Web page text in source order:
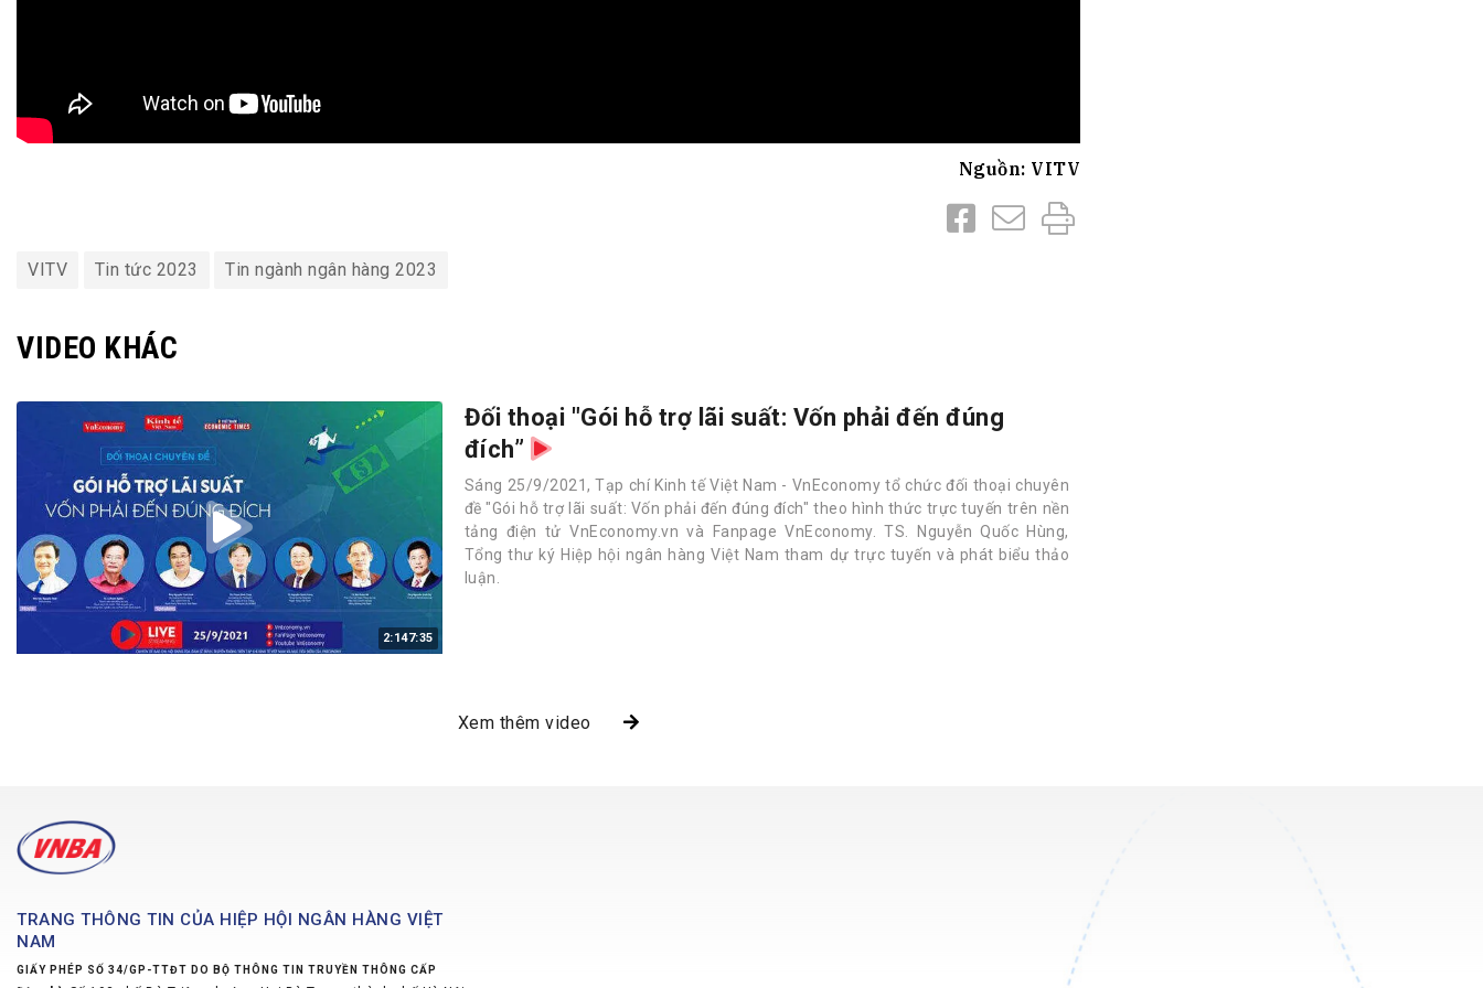
Nguồn: VITV
VITV Tin tức 2023 Tin ngành ngân hàng 2023
VIDEO KHÁC
2:147:35
Đối thoại "Gói hỗ trợ lãi suất: Vốn phải đến đúng
đích”
Sáng 25/9/2021, Tạp chí Kinh tế Việt Nam - VnEconomy tổ chức đối thoại chuyên
đề "Gói hỗ trợ lãi suất: Vốn phải đến đúng đích" theo hình thức trực tuyến trên nền
tảng điện tử VnEconomy.vn và Fanpage VnEconomy. TS. Nguyễn Quốc Hùng,
Tổng thư ký Hiệp hội ngân hàng Việt Nam tham dự trực tuyến và phát biểu thảo
luận.
Xem thêm video
TRANG THÔNG TIN CỦA HIỆP HỘI NGÂN HÀNG VIỆT
NAM
GIẤY PHÉP SỐ 34/GP-TTĐT DO BỘ THÔNG TIN TRUYỀN THÔNG CẤP